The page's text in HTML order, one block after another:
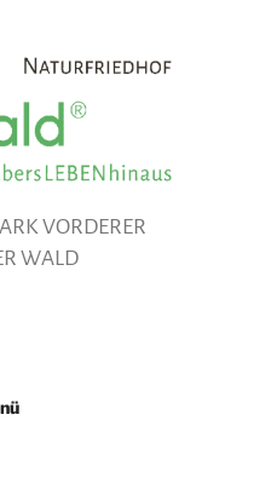
VORDERER
WALD